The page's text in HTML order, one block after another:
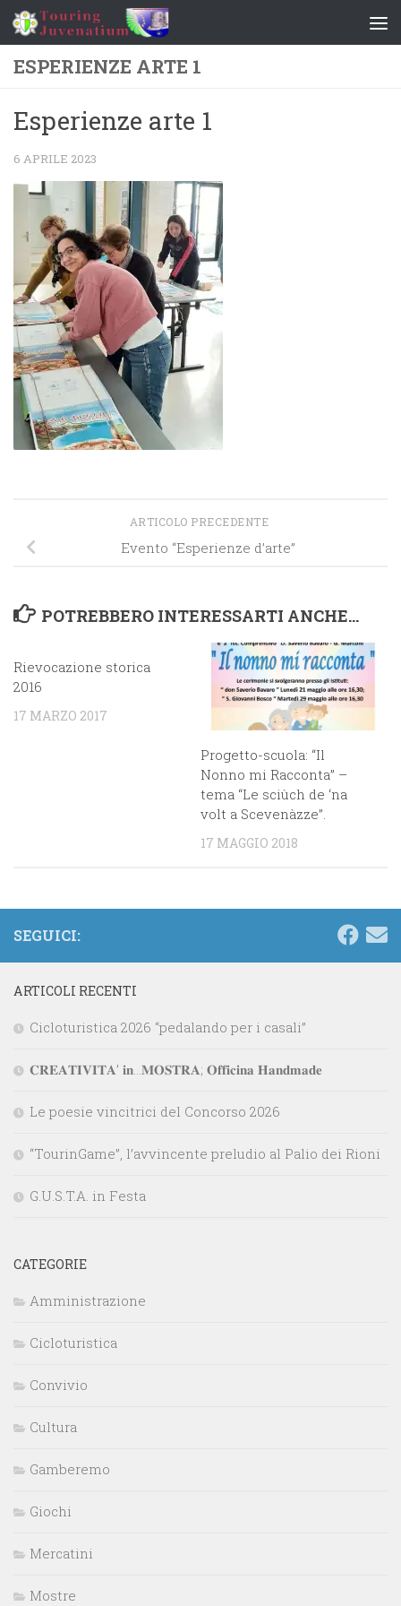
Salta al contenuto
ESPERIENZE ARTE 1
Esperienze arte 1
6 APRILE 2023
ARTICOLO PRECEDENTE
Evento “Esperienze d’arte”
POTREBBERO INTERESSARTI ANCHE...
Rievocazione storica
2016
17 MARZO 2017
Progetto-scuola: “Il
Nonno mi Racconta” –
tema “Le sciùch de ‘na
volt a Scevenàzze”.
17 MAGGIO 2018
SEGUICI:
ARTICOLI RECENTI
Cicloturistica 2026 “pedalando per i casali”
𝐂𝐑𝐄𝐀𝐓𝐈𝐕𝐈𝐓𝐀’ 𝐢𝐧…𝐌𝐎𝐒𝐓𝐑𝐀; 𝐎𝐟𝐟𝐢𝐜𝐢𝐧𝐚 𝐇𝐚𝐧𝐝𝐦𝐚𝐝𝐞
Le poesie vincitrici del Concorso 2026
“TourinGame”, l’avvincente preludio al Palio dei Rioni
G.U.S.T.A. in Festa
CATEGORIE
Amministrazione
Cicloturistica
Convivio
Cultura
Gamberemo
Giochi
Mercatini
Mostre